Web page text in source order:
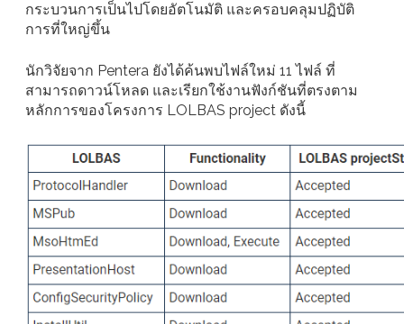
กระบวนการเป็นไปโดยอัตโนมัติ และครอบคลุมปฏิบัติ
การที่ใหญ่ขึ้น
นักวิจัยจาก Pentera ยังได้ค้นพบไฟล์ใหม่ 11 ไฟล์ ที่
สามารถดาวน์โหลด และเรียกใช้งานฟังก์ชันที่ตรงตาม
หลักการของโครงการ LOLBAS project ดังนี้